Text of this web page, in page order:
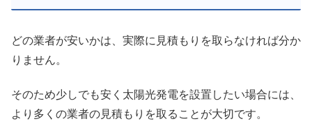
どの業者が安いかは、実際に見積もりを取らなければ分か
りません。
そのため少しでも安く太陽光発電を設置したい場合には、
より多くの業者の見積もりを取ることが大切です。